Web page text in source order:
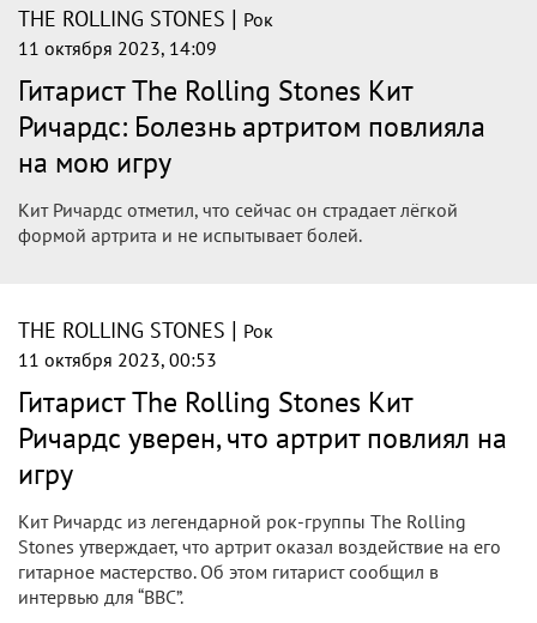
сервисах - сегодня у The Rolling Stones вышел первый за
18 лет оригинальный альбом "Hackney Diamonds".
THE ROLLING STONES| Рок
20 октября 2023, 16:12
The Rolling Stones выпустили альбом
«Hackney Diamonds»
новую пластинку «Hackney Diamonds»
THE ROLLING STONES|Рок
11 октября 2023, 23:11
Кит Ричардс поделился деталями
первого за 18 лет альбома «The Rolling
Stones»
Гитарист группы The Rolling Stones рассказал о будущем